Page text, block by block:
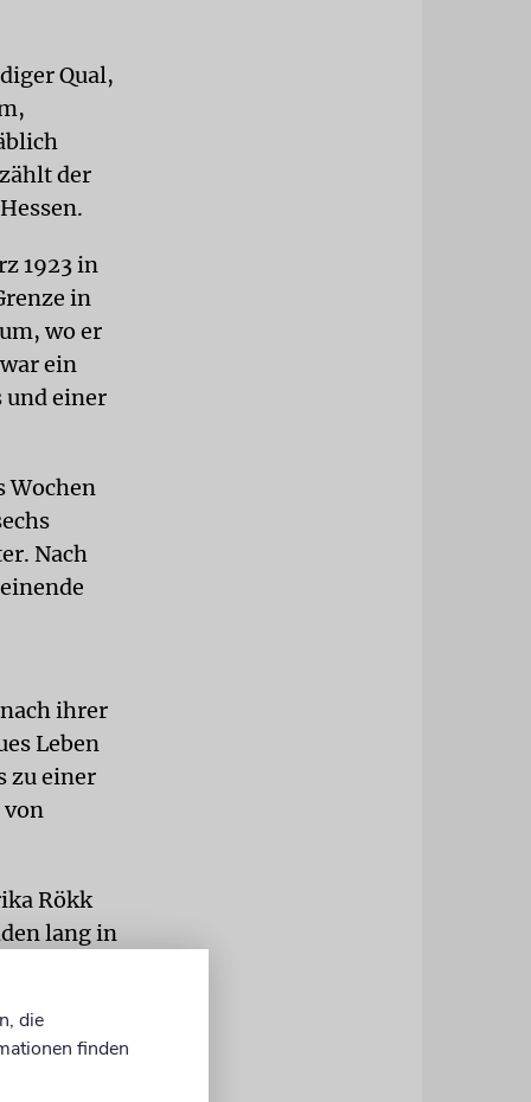
Qual,
der
1923 in
in
wo er
ein
und einer
Wochen
Nach
ihrer
Leben
zu einer
von
Rökk
lang in
keine
die
finden